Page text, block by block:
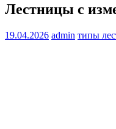
Лестницы с
19.04.2026 admin типы